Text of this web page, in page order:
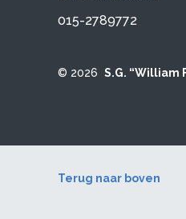
015-2789772
© 2026 S.G. “William
Terug naar boven